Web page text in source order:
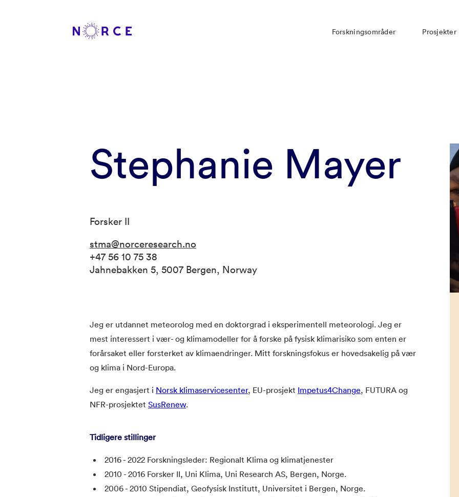
Forskningsområder Prosjekter
Stephanie Mayer
Forsker II
stma@norceresearch.no
+47 56 10 75 38
Jahnebakken 5, 5007 Bergen, Norway
Jeg er utdannet meteorolog med en doktorgrad i eksperimentell meteorologi. Jeg er
mest interessert i vær- og klimamodeller for å forske på fysisk klimarisiko som enten er
forårsaket eller forsterket av klimaendringer. Mitt forskningsfokus er hovedsakelig på vær
og klima i Nord-Europa.
Jeg er engasjert i Norsk klimaservicesenter, EU-prosjekt Impetus4Change, FUTURA og
NFR-prosjektet SusRenew.
Tidligere stillinger
2016 - 2022 Forskningsleder: Regionalt Klima og klimatjenester
2010 - 2016 Forsker II, Uni Klima, Uni Research AS, Bergen, Norge.
2006 - 2010 Stipendiat, Geofysisk Institutt, Universitet i Bergen, Norge.